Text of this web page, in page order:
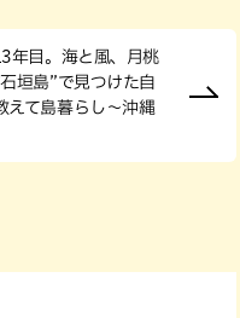
年目。海と風、月桃
垣島”で見つけた自
えて島暮らし〜沖縄